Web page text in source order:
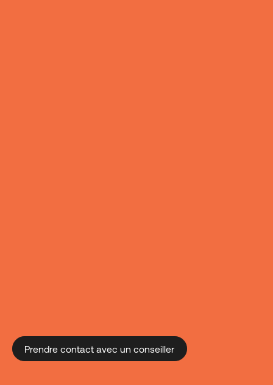
Prendre contact avec un conseiller